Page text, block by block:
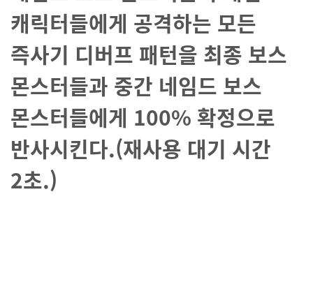
캐릭터들에게 공격하는 모든
즉사기 디버프 패턴을 최종 보스
몬스터들과 중간 네임드 보스
몬스터들에게 100% 확정으로
반사시킨다.(재사용 대기 시간
2초.)